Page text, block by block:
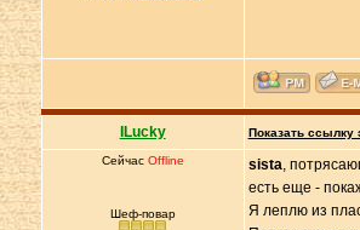
ILucky Показать ссылку
Сейчас Offline
Шеф-повар
sista,
есть еще -
Я леплю из